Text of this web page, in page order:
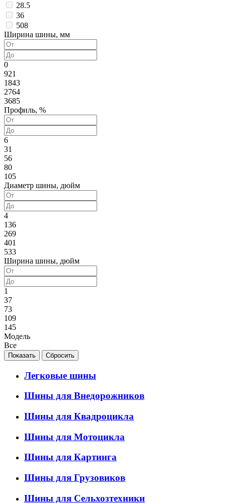
28.5
36
508
Ширина шины, мм
0
921
1843
2764
3685
Профиль, %
6
31
56
80
105
Диаметр шины, дюйм
4
136
269
401
533
Ширина шины, дюйм
1
37
73
109
145
Модель
Все
Легковые шины
Шины для Внедорожников
Шины для Квадроцикла
Шины для Мотоцикла
Шины для Картинга
Шины для Грузовиков
Шины для Сельхозтехники